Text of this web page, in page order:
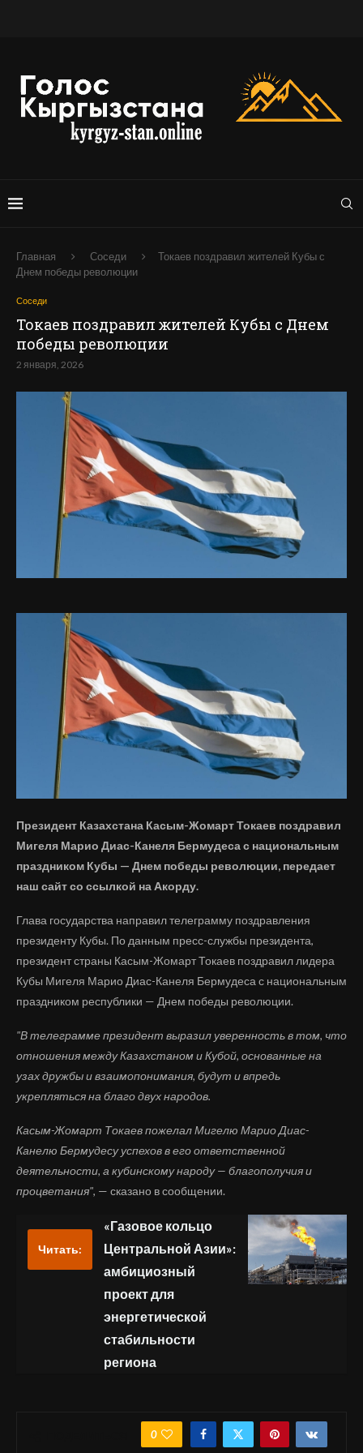
Главная Соседи
Токаев поздравил жителей Кубы с
Днем победы революции
Соседи
Токаев поздравил жителей Кубы с Днем
победы революции
2 января, 2026
Президент Казахстана Касым-Жомарт Токаев поздравил
Мигеля Марио Диас-Канеля Бермудеса с национальным
праздником Кубы — Днем победы революции, передает
наш сайт со ссылкой на Акорду.
Глава государства направил телеграмму поздравления
президенту Кубы. По данным пресс-службы президента,
президент страны Касым-Жомарт Токаев поздравил лидера
Кубы Мигеля Марио Диас-Канеля Бермудеса с национальным
праздником республики — Днем победы революции.
"В телеграмме президент выразил уверенность в том, что
отношения между Казахстаном и Кубой, основанные на
узах дружбы и взаимопонимания, будут и впредь
укрепляться на благо двух народов.
Касым-Жомарт Токаев пожелал Мигелю Марио Диас-
Канелю Бермудесу успехов в его ответственной
деятельности, а кубинскому народу — благополучия и
процветания", — сказано в сообщении.
Читать:
«Газовое кольцо
Центральной Азии»:
амбициозный
проект для
энергетической
стабильности
региона
0